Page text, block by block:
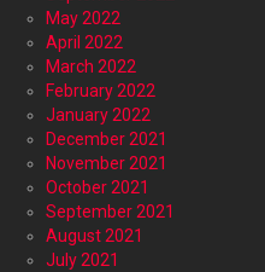
May 2022
April 2022
March 2022
February 2022
January 2022
December 2021
November 2021
October 2021
September 2021
August 2021
July 2021